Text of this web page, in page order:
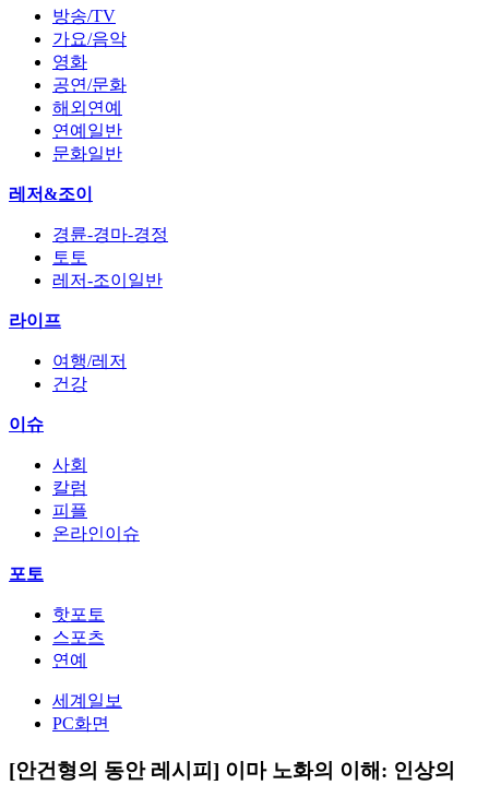
방송/TV
가요/음악
영화
공연/문화
해외연예
연예일반
문화일반
레저&조이
경륜-경마-경정
토토
레저-조이일반
라이프
여행/레저
건강
이슈
사회
칼럼
피플
온라인이슈
포토
핫포토
스포츠
연예
세계일보
PC화면
[안건형의 동안 레시피] 이마 노화의 이해: 인상의